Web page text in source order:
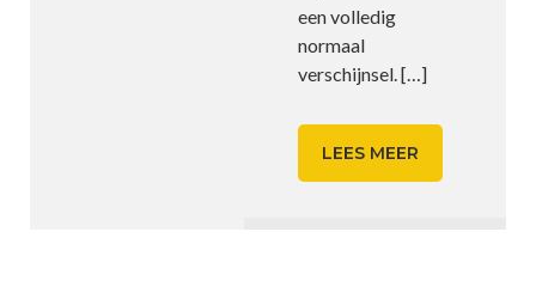
een volledig
normaal
verschijnsel.[…]
LEES MEER